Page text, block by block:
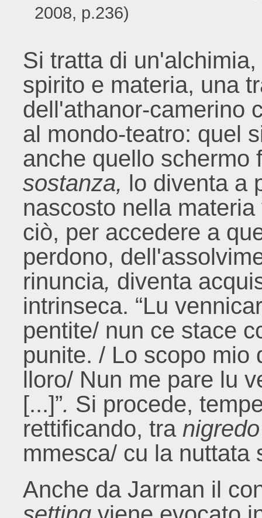
2008, p.236)
Si tratta di
spirito e materia, una
dell'athanor-camerino
al mondo-teatro: quel
anche quello schermo
sostanza, lo diventa a
nascosto nella
ciò, per accedere a
perdono,
rinuncia, diventa
intrinseca. “Lu
pentite/ nun ce stace
punite. / Lo scopo mio
lloro/ Nun me pare lu
[...]”. Si procede,
rettificando, tra nigredo
mmesca/ cu la nuttata
Anche da Jarman il